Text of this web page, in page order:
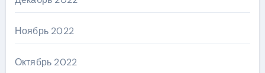
Ноябрь 2022
Октябрь 2022